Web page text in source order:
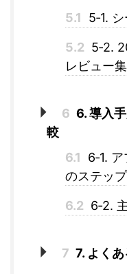
5.1
5‑1.
5.2 5‑2.
レビュー
6 6. 導入
較
6.1
6‑1.
のステッ
6.2 6‑2.
7 7. よくあ